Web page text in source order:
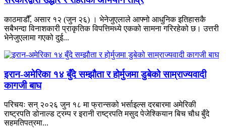
काठमाडौँ, असार १२ (जुन २६) । भेनेजुएलाले आफ्नो आधुनिक इतिहासकै
सबैभन्दा विनाशकारी प्राकृतिक विपत्तिमध्ये एकको सामना गरिरहेको छ। उत्तरी
भेनेजुएलामा गएको दुई...
इरान-अमेरिका १४ बुँदे सम्झौता र होर्मुजमा डुबेको साम्राज्यवादी
कागजी बाघ
परिचयः सन् २०२६ जुन १८ मा फ्रान्सको भर्साइल्स दरबारमा अमेरिकी
राष्ट्रपति डोनाल्ड ट्रम्प र इरानी राष्ट्रपति मसुद पेजेश्कियान बिच चौध बुँदे
सहमतिपत्रमा...